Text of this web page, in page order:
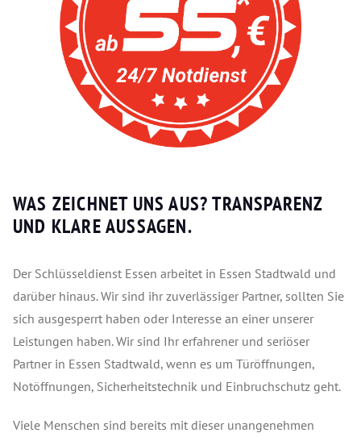
WAS ZEICHNET UNS AUS?TRANSPARENZ
UND KLARE AUSSAGEN.
Der Schlüsseldienst Essen arbeitet in Essen Stadtwald und
darüber hinaus. Wir sind ihr zuverlässiger Partner, sollten Sie
sich ausgesperrt haben oder Interesse an einer unserer
Leistungen haben. Wir sind Ihr erfahrener und seriöser
Partner in Essen Stadtwald, wenn es um Türöffnungen,
Notöffnungen, Sicherheitstechnik und Einbruchschutz geht.
Viele Menschen sind bereits mit dieser unangenehmen